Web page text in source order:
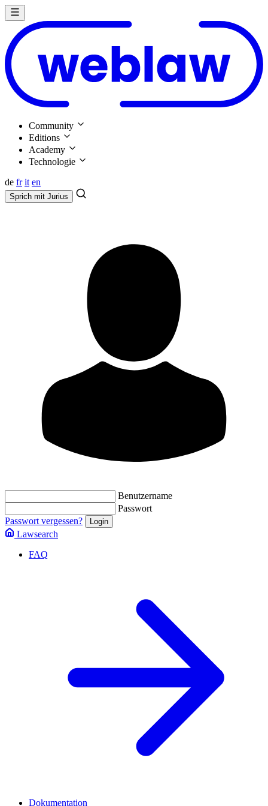
Community
Editions
Academy
Technologie
de fr it en
Sprich mit Jurius
Benutzername
Passwort
Passwort vergessen?
Lawsearch
FAQ
Dokumentation